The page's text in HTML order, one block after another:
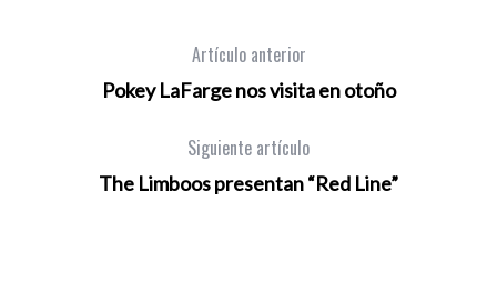
Artículo anterior
Pokey LaFarge nos visita en otoño
Siguiente artículo
The Limboos presentan “Red Line”